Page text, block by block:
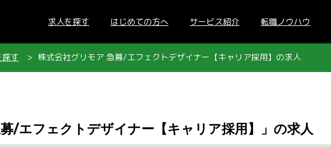
求人を探す はじめての方へ サービス紹介 転職ノウハウ
探す 株式会社グリモア 急募/エフェクトデザイナー【キャリア採用】の求人
/エフェクトデザイナー【キャリア採用】」の求人